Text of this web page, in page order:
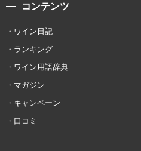
コンテンツ
ワイン日記
ランキング
ワイン用語辞典
マガジン
キャンペーン
口コミ